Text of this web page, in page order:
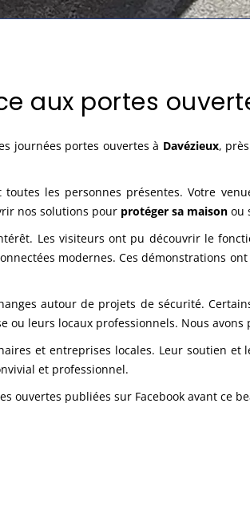
aux portes
journées portes ouvertes à Davézieux,
les personnes présentes. Votre
nos solutions pour protéger sa maison ou
Les visiteurs ont pu découvrir le
modernes. Ces démonstrations
autour de projets de sécurité.
leurs locaux professionnels. Nous
et entreprises locales. Leur soutien
et professionnel.
ouvertes publiées sur Facebook avant ce